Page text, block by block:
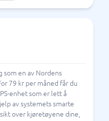
en av Nordens
79 kr per måned får du
enhet som er lett å
av systemets smarte
over kjøretøyene dine,